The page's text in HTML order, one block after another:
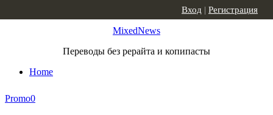
MixedNews
Переводы без рерайта и копипасты
Home
Вход | Регистрация
Promo0